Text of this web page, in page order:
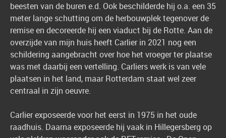
beesten van de buren e.d. Ook beschilderde hij o.a. een 35
meter lange schutting om de herbouwplek tegenover de
remise en decoreerde hij een viaduct bij de Rotte. Aan de
overzijde van mijn huis heeft Carlier in 2021 nog een
schildering aangebracht over hoe het vroeger ter plaatse
was met daarbij een vertelling. Carliers werk is van vele
plaatsen in het land, maar Rotterdam staat wel zeer
centraal in zijn oeuvre.
Carlier exposeerde voor het eerst in 1975 in het oude
raadhuis. Daarna exposeerde hij vaak in Hillegersberg op